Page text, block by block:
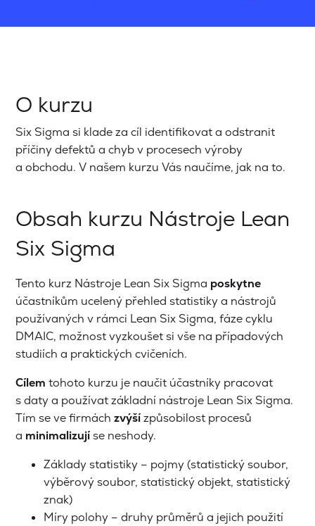
O kurzu
Six Sigma si klade za cíl identifikovat a odstranit
příčiny defektů a chyb v procesech výroby
a obchodu. V našem kurzu Vás naučíme, jak na to.
Obsah kurzu Nástroje Lean
Six Sigma
Tento kurz Nástroje Lean Six Sigma poskytne
účastníkům ucelený přehled statistiky a nástrojů
používaných v rámci Lean Six Sigma, fáze cyklu
DMAIC, možnost vyzkoušet si vše na případových
studiích a praktických cvičeních.
Cílem tohoto kurzu je naučit účastníky pracovat
s daty a používat základní nástroje Lean Six Sigma.
Tím se ve firmáchzvýšízpůsobilost procesů
a minimalizujíse neshody.
Základy statistiky – pojmy (statistický soubor,
výběrový soubor, statistický objekt, statistický
znak)
Míry polohy – druhy průměrů a jejich použití